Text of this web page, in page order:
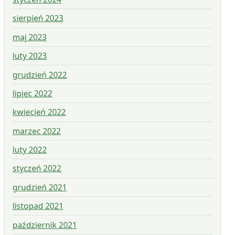
sierpień 2023
maj 2023
luty 2023
grudzień 2022
lipiec 2022
kwiecień 2022
marzec 2022
luty 2022
styczeń 2022
grudzień 2021
listopad 2021
październik 2021